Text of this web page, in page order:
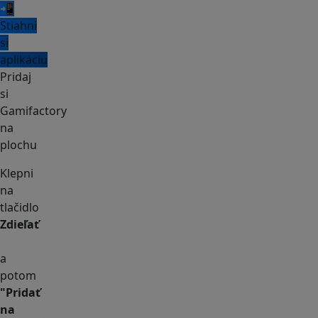
📲
Stiahni
si
aplikáciu
Pridaj
si
Gamifactory
na
plochu
Klepni
na
tlačidlo
Zdieľať
a
potom
"Pridať
na